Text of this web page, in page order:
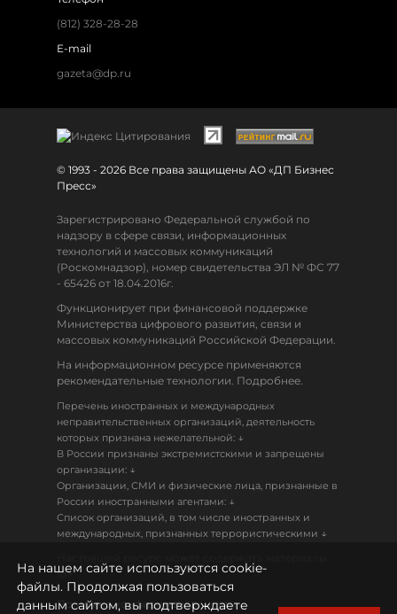
(812) 328-28-28
E-mail
gazeta@dp.ru
© 1993 - 2026 Все права защищены АО «ДП Бизнес
Пресс»
Зарегистрировано Федеральной службой по
надзору в сфере связи, информационных
технологий и массовых коммуникаций
(Роскомнадзор), номер свидетельства ЭЛ № ФС 77
- 65426 от 18.04.2016г.
Функционирует при финансовой поддержке
Министерства цифрового развития, связи и
массовых коммуникаций Российской Федерации.
На информационном ресурсе применяются
рекомендательные технологии. Подробнее.
Перечень иностранных и международных
неправительственных организаций, деятельность
которых признана нежелательной: ↓
В России признаны экстремистскими и запрещены
организации: ↓
Организации, СМИ и физические лица, признанные в
России иностранными агентами: ↓
Список организаций, в том числе иностранных и
международных, признанных террористическими ↓
18+
Политика конфиденциальности
На нашем сайте используются cookie-
файлы. Продолжая пользоваться
данным сайтом, вы подтверждаете